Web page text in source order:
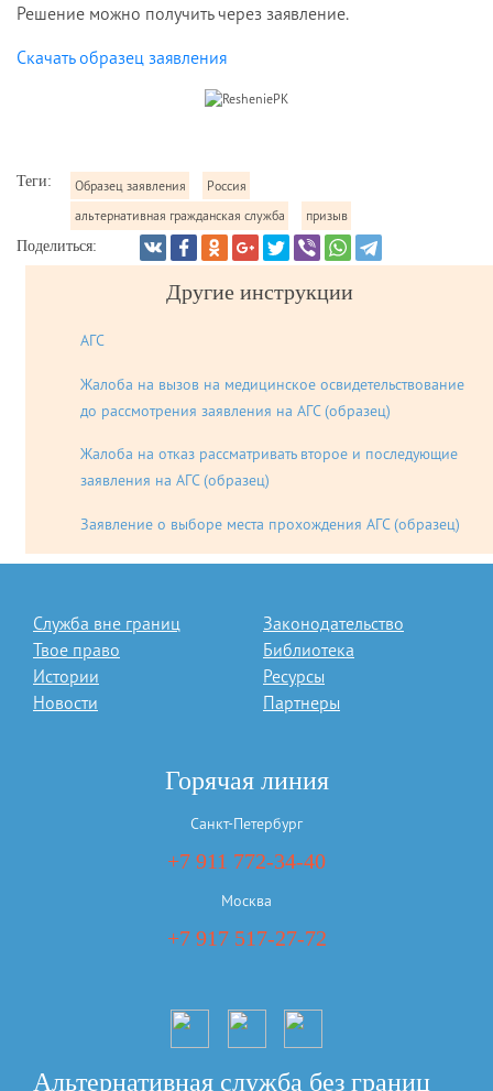
Решение можно получить через заявление.
Скачать образец заявления
Теги: Образец заявления
Россия
альтернативная гражданская служба
призыв
Поделиться:
Другие инструкции
АГС
Жалоба на вызов на медицинское освидетельствование
до рассмотрения заявления на АГС (образец)
Жалоба на отказ рассматривать второе и последующие
заявления на АГС (образец)
Заявление о выборе места прохождения АГС (образец)
Служба вне границ
Твое право
Истории
Новости
Законодательство
Библиотека
Ресурсы
Партнеры
Горячая линия
Санкт-Петербург
+7 911 772-34-40
Москва
+7 917 517-27-72
Альтернативная служба без границ